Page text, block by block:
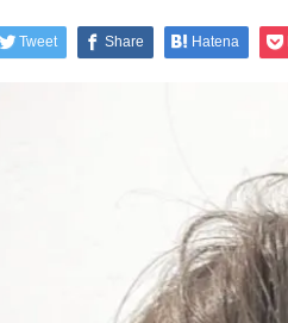
Tweet Share Hatena